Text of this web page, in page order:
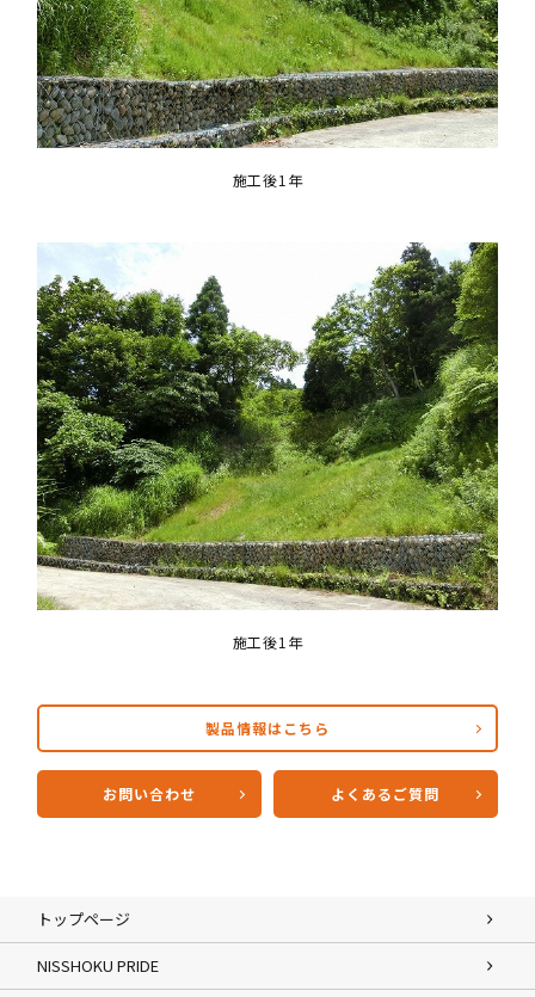
施工後1年
施工後1年
製品情報はこちら
お問い合わせ よくあるご質問
トップページ
NISSHOKU PRIDE